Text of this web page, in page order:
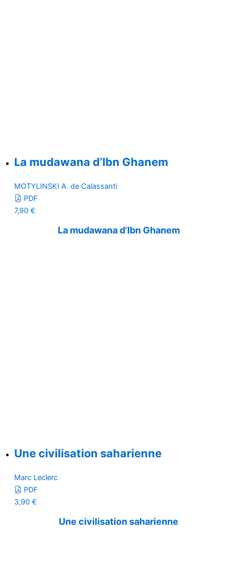
La mudawana d’Ibn Ghanem
MOTYLINSKI A. de Calassanti
PDF
7,90 €
La mudawana d’Ibn Ghanem
Une civilisation saharienne
Marc Leclerc
PDF
3,90 €
Une civilisation saharienne